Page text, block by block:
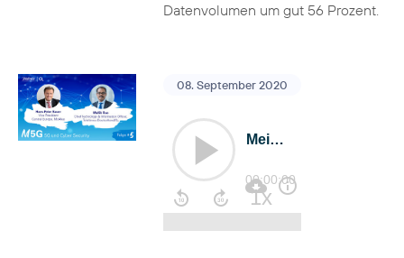
Datenvolumen um gut 56 Prozent.
08. September 2020